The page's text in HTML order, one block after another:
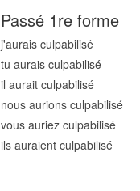
Passé 1re forme
j'aurais culpabilisé
tu aurais culpabilisé
il aurait culpabilisé
nous aurions culpabilisé
vous auriez culpabilisé
ils auraient culpabilisé